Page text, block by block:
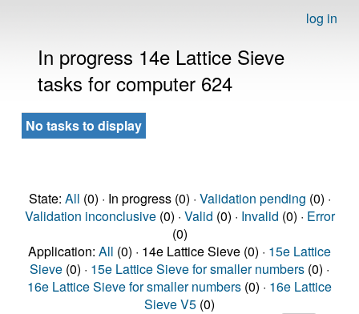
log in
In progress 14e Lattice Sieve
tasks for computer 624
No tasks to display
State: All (0) · In progress (0) · Validation pending (0) ·
Validation inconclusive(0) · Valid (0) · Invalid (0) · Error
(0)
Application: All (0) · 14e Lattice Sieve (0) · 15e Lattice
Sieve (0) · 15e Lattice Sieve for smaller numbers (0) ·
16e Lattice Sieve for smaller numbers (0) · 16e Lattice
Sieve V5 (0)